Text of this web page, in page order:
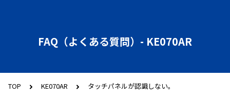
FAQ（よくある質問）- KE070AR
TOP KE070AR タッチパネルが認識しない。